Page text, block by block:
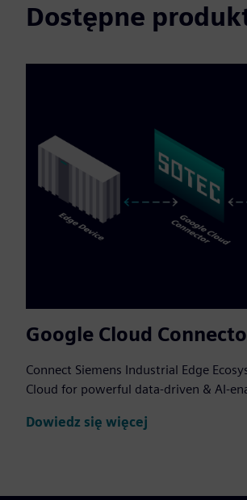
Dostępne
Google Cloud
Connect Siemens Industrial Edge
Cloud for powerful data-driven & AI-
Dowiedz się więcej